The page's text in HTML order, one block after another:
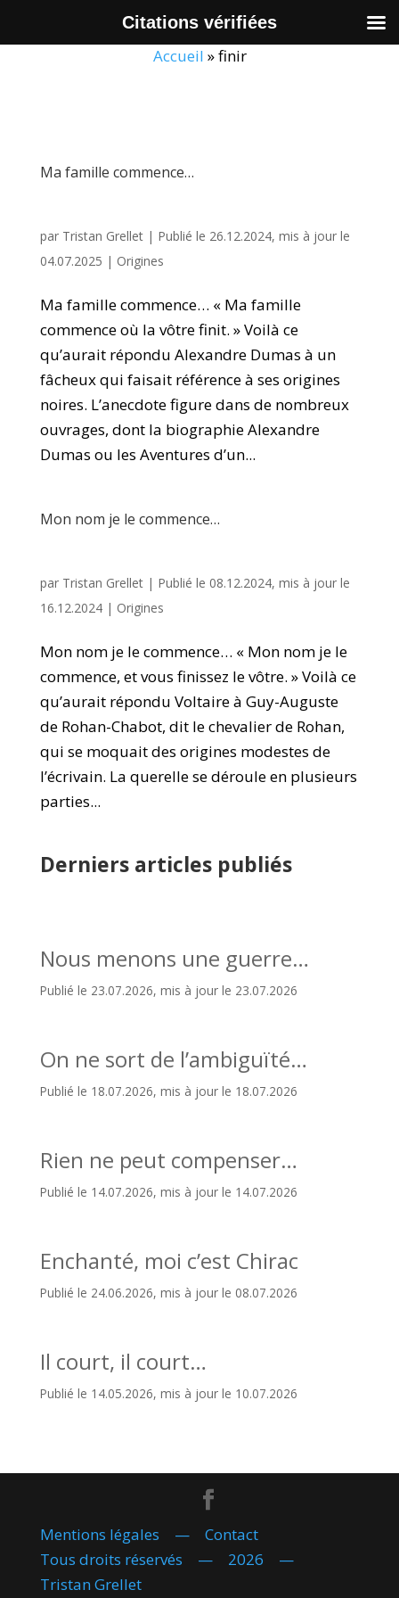
Accueil »finir
Ma famille commence…
par Tristan Grellet| Publié le 26.12.2024, mis à jour le
04.07.2025 | Origines
Ma famille commence… « Ma famille
commence où la vôtre finit. » Voilà ce
qu’aurait répondu Alexandre Dumas à un
fâcheux qui faisait référence à ses origines
noires. L’anecdote figure dans de nombreux
ouvrages, dont la biographie Alexandre
Dumas ou les Aventures d’un...
Mon nom je le commence…
par Tristan Grellet| Publié le 08.12.2024, mis à jour le
16.12.2024| Origines
Mon nom je le commence… « Mon nom je le
commence, et vous finissez le vôtre. » Voilà ce
qu’aurait répondu Voltaire à Guy-Auguste
de Rohan-Chabot, dit le chevalier de Rohan,
qui se moquait des origines modestes de
l’écrivain. La querelle se déroule en plusieurs
parties...
Derniers articles publiés
Nous menons une guerre…
Publié le 23.07.2026, mis à jour le 23.07.2026
On ne sort de l’ambiguïté…
Publié le 18.07.2026, mis à jour le 18.07.2026
Rien ne peut compenser…
Publié le 14.07.2026, mis à jour le 14.07.2026
Enchanté, moi c’est Chirac
Publié le 24.06.2026, mis à jour le 08.07.2026
Il court, il court…
Publié le 14.05.2026, mis à jour le 10.07.2026
Mentions légales — Contact
Tous droits réservés — 2026 —
Tristan Grellet
Citations vérifiées